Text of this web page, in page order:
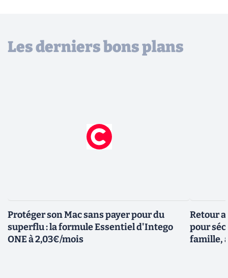
Les derniers bons plans
Protéger son Mac sans payer pour du
superflu : la formule Essentiel d'Intego
ONE à 2,03€/mois
Retour
pour
famille,